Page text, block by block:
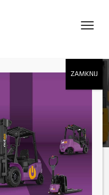
uwagę przy zakupie